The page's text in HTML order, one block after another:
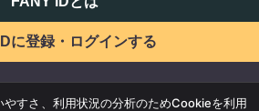
に登録・ログインする
やすさ、利用状況の分析のためCookieを利用